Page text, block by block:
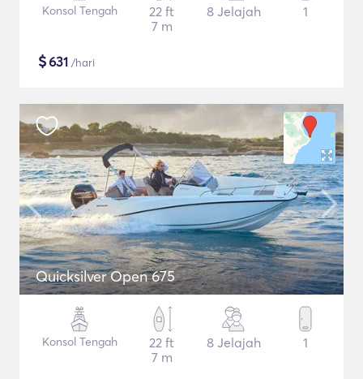
Konsol Tengah
22 ft
7 m
8 Jelajah 1
$631 /hari
Quicksilver Open 675
Konsol Tengah
22 ft
7 m
8 Jelajah 1